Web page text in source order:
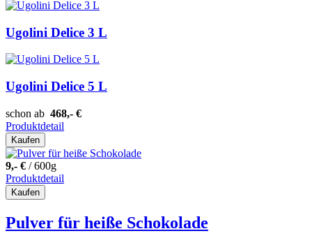
Ugolini Delice 3 L
Ugolini Delice 5 L
schon ab 468,- €
Produktdetail
Kaufen
9,- € / 600g
Produktdetail
Kaufen
Pulver für heiße Schokolade